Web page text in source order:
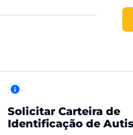
Solicitar Carteira de
Identificação de